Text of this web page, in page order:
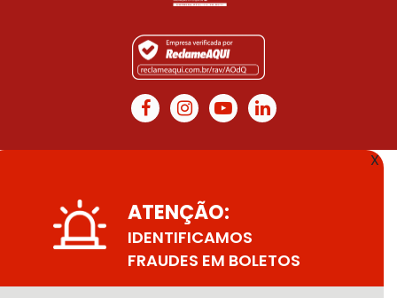
X
ATENÇÃO:
IDENTIFICAMOS
FRAUDES EM BOLETOS